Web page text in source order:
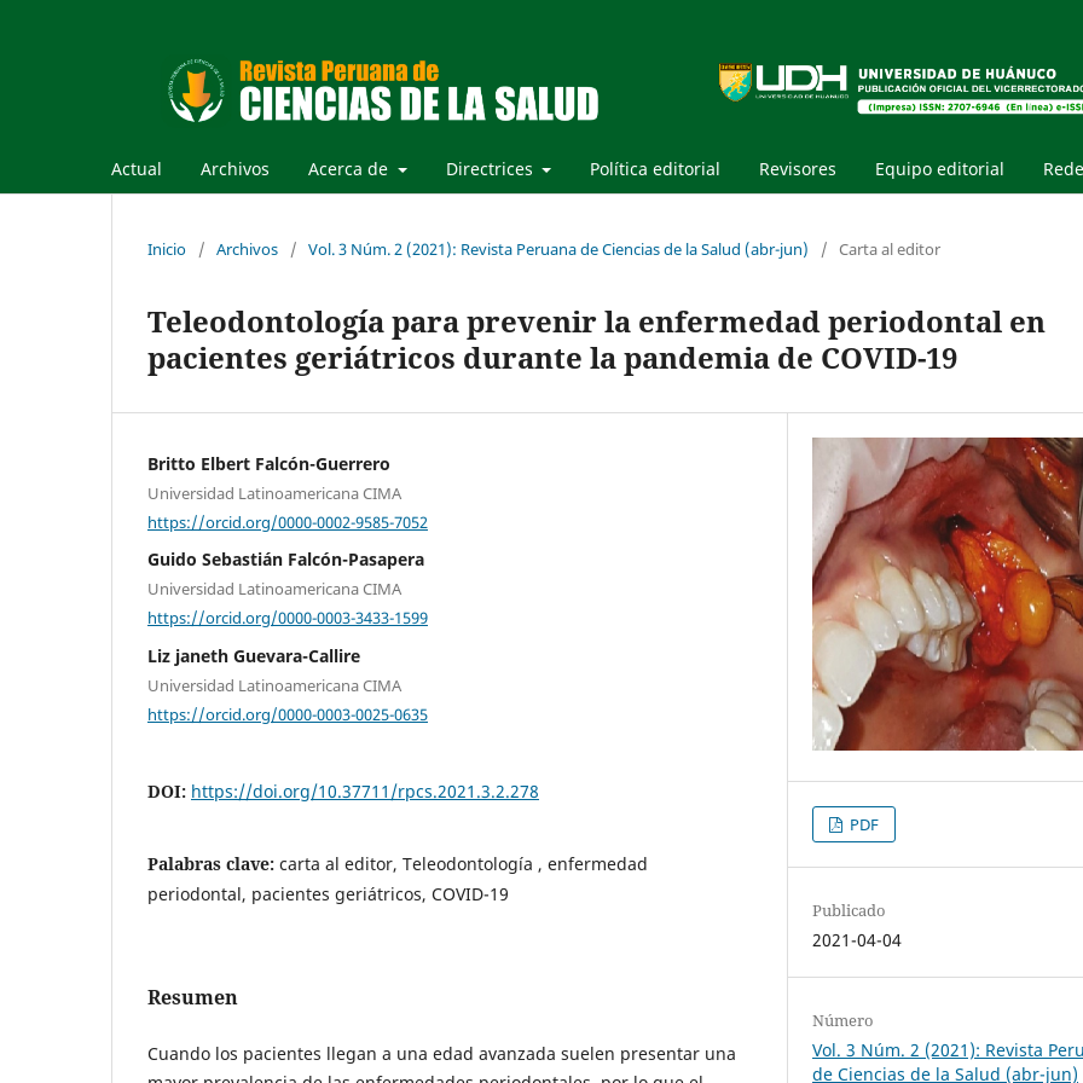
Actual Archivos Acerca de Directrices Política editorial Revisores Equipo editorial
Inicio / Archivos / Vol. 3 Núm. 2 (2021): Revista Peruana de Ciencias de la Salud (abr-jun) / Carta al editor
Teleodontología para prevenir la enfermedad periodontal en
pacientes geriátricos durante la pandemia de COVID-19
Britto Elbert Falcón-Guerrero
Universidad Latinoamericana CIMA
https://orcid.org/0000-0002-9585-7052
Guido Sebastián Falcón-Pasapera
Universidad Latinoamericana CIMA
https://orcid.org/0000-0003-3433-1599
Liz janeth Guevara-Callire
Universidad Latinoamericana CIMA
https://orcid.org/0000-0003-0025-0635
DOI: https://doi.org/10.37711/rpcs.2021.3.2.278
Palabras clave: carta al editor, Teleodontología , enfermedad
periodontal, pacientes geriátricos, COVID-19
Resumen
Cuando los pacientes llegan a una edad avanzada suelen presentar una
PDF
Publicado
2021-04-04
Número
Vol. 3 Núm. 2 (2021): Revista
de Ciencias de la Salud (abr-jun)